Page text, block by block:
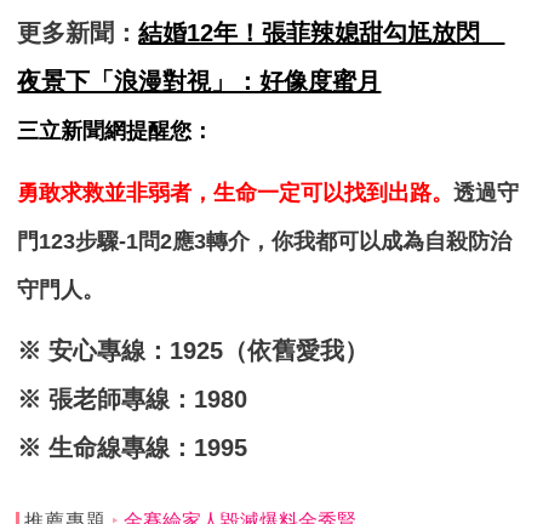
更多新聞：結婚12年！張菲辣媳甜勾尪放閃
夜景下「浪漫對視」：好像度蜜月
三立新聞網提醒您：
勇敢求救並非弱者，生命一定可以找到出路。透過守
門123步驟-1問2應3轉介，你我都可以成為自殺防治
守門人。
※ 安心專線：1925（依舊愛我）
※ 張老師專線：1980
※ 生命線專線：1995